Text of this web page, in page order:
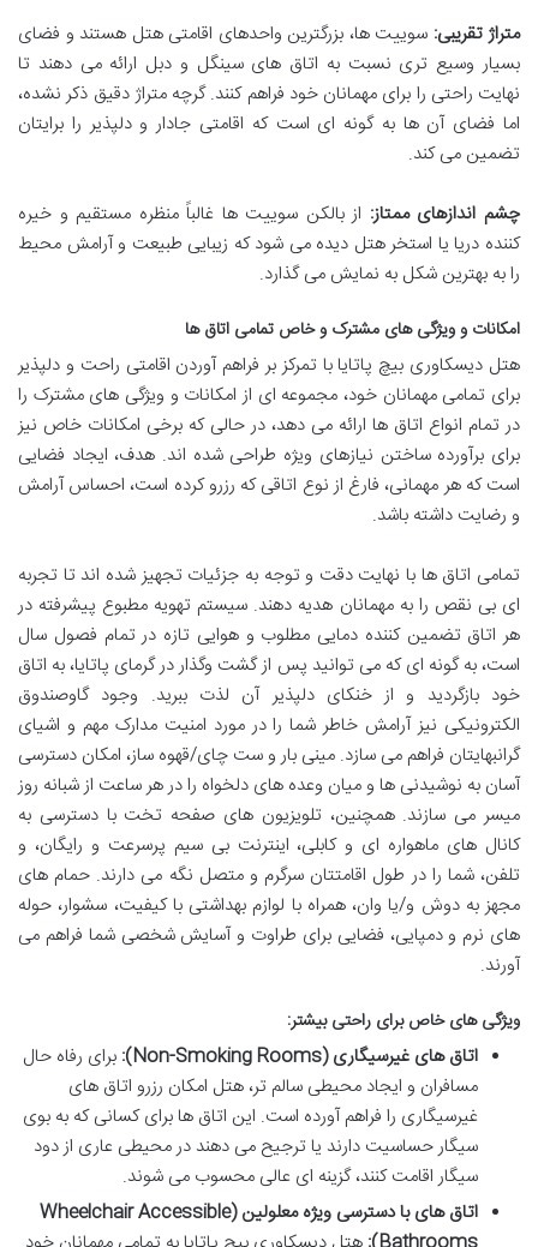
متراژ تقریبی: سوییت ها، بزرگترین واحدهای اقامتی هتل هستند و فضای
بسیار وسیع تری نسبت به اتاق های سینگل و دبل ارائه می دهند تا
نهایت راحتی را برای مهمانان خود فراهم کنند. گرچه متراژ دقیق ذکر نشده،
اما فضای آن ها به گونه ای است که اقامتی جادار و دلپذیر را برایتان
تضمین می کند.
چشم اندازهای ممتاز: از بالکن سوییت ها غالباً منظره مستقیم و خیره
کننده دریا یا استخر هتل دیده می شود که زیبایی طبیعت و آرامش محیط
را به بهترین شکل به نمایش می گذارد.
امکانات و ویژگی های مشترک و خاص تمامی اتاق ها
هتل دیسکاوری بیچ پاتایا با تمرکز بر فراهم آوردن اقامتی راحت و دلپذیر
برای تمامی مهمانان خود، مجموعه ای از امکانات و ویژگی های مشترک را
در تمام انواع اتاق ها ارائه می دهد، در حالی که برخی امکانات خاص نیز
برای برآورده ساختن نیازهای ویژه طراحی شده اند. هدف، ایجاد فضایی
است که هر مهمانی، فارغ از نوع اتاقی که رزرو کرده است، احساس آرامش
و رضایت داشته باشد.
تمامی اتاق ها با نهایت دقت و توجه به جزئیات تجهیز شده اند تا تجربه
ای بی نقص را به مهمانان هدیه دهند. سیستم تهویه مطبوع پیشرفته در
هر اتاق تضمین کننده دمایی مطلوب و هوایی تازه در تمام فصول سال
است، به گونه ای که می توانید پس از گشت وگذار در گرمای پاتایا، به اتاق
خود بازگردید و از خنکای دلپذیر آن لذت ببرید. وجود گاوصندوق
الکترونیکی نیز آرامش خاطر شما را در مورد امنیت مدارک مهم و اشیای
گرانبهایتان فراهم می سازد. مینی بار و ست چای/قهوه ساز، امکان دسترسی
آسان به نوشیدنی ها و میان وعده های دلخواه را در هر ساعت از شبانه روز
میسر می سازند. همچنین، تلویزیون های صفحه تخت با دسترسی به
کانال های ماهواره ای و کابلی، اینترنت بی سیم پرسرعت و رایگان، و
تلفن، شما را در طول اقامتتان سرگرم و متصل نگه می دارند. حمام های
مجهز به دوش و/یا وان، همراه با لوازم بهداشتی با کیفیت، سشوار، حوله
های نرم و دمپایی، فضایی برای طراوت و آسایش شخصی شما فراهم می
آورند.
ویژگی های خاص برای راحتی بیشتر:
اتاق های غیرسیگاری (Non-Smoking Rooms):
برای رفاه حال
مسافران و ایجاد محیطی سالم تر، هتل امکان رزرو اتاق های
غیرسیگاری را فراهم آورده است. این اتاق ها برای کسانی که به بوی
سیگار حساسیت دارند یا ترجیح می دهند در محیطی عاری از دود
سیگار اقامت کنند، گزینه ای عالی محسوب می شوند.
اتاق های با دسترسی ویژه معلولین (Wheelchair Accessible